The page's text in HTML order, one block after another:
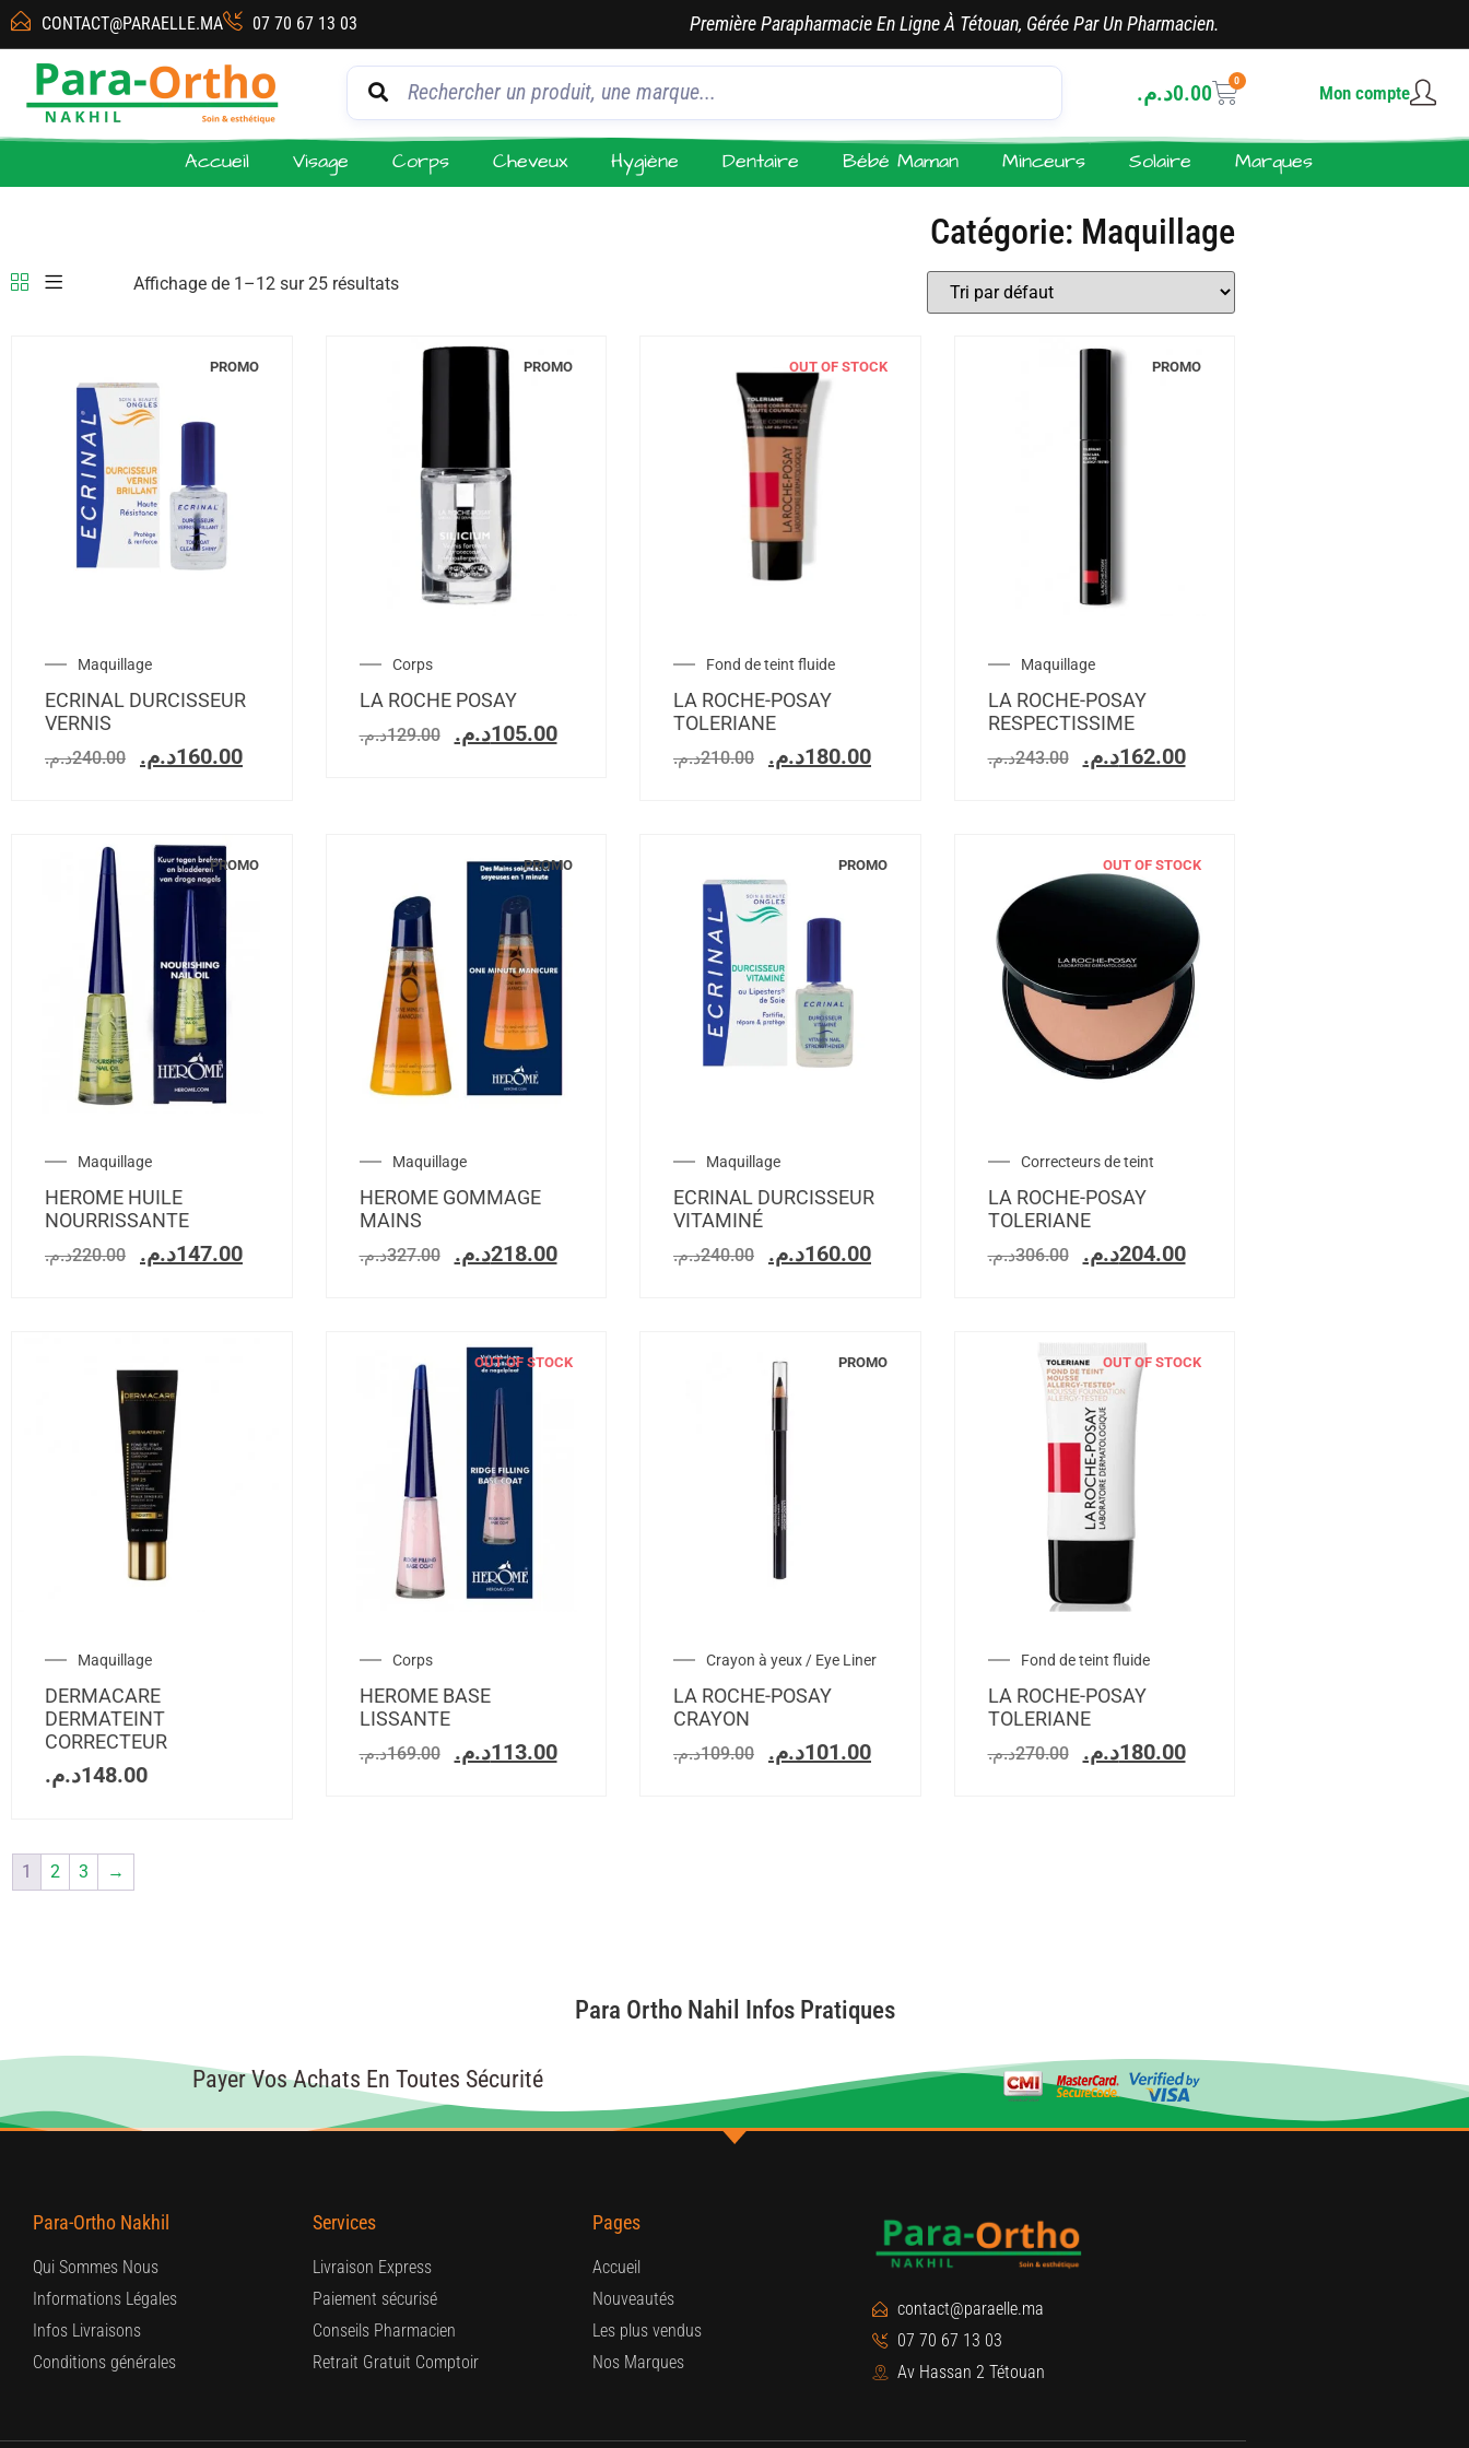
CONTACT@PARAELLE.MA 07 70 67 13 03 Première Parapharmacie En Ligne À Tétouan, Gérée Par Un Pharmacien.
0.00د.م. 0
Mon compte
Accueil Visage Corps Cheveux Hygiène Dentaire Bébé Maman Minceurs Solaire Marques
Catégorie: Maquillage
Affichage de 1–12 sur 25 résultats
PROMO
Maquillage
ECRINAL DURCISSEUR
VERNIS
240.00د.م. 160.00د.م.
PROMO
Corps
LA ROCHE POSAY
129.00د.م. 105.00د.م.
OUT OF STOCK
Fond de teint fluide
LA ROCHE-POSAY
TOLERIANE
210.00د.م. 180.00د.م.
PROMO
Maquillage
LA ROCHE-POSAY
RESPECTISSIME
243.00د.م. 162.00د.م.
PROMO
Maquillage
HEROME HUILE
NOURRISSANTE
220.00د.م. 147.00د.م.
PROMO
Maquillage
HEROME GOMMAGE
MAINS
327.00د.م. 218.00د.م.
PROMO
Maquillage
ECRINAL DURCISSEUR
VITAMINÉ
240.00د.م. 160.00د.م.
OUT OF STOCK
Correcteurs de teint
LA ROCHE-POSAY
TOLERIANE
306.00د.م. 204.00د.م.
Maquillage
DERMACARE
DERMATEINT
CORRECTEUR
148.00د.م.
OUT OF STOCK
Corps
HEROME BASE
LISSANTE
169.00د.م. 113.00د.م.
PROMO
Crayon à yeux / Eye Liner
LA ROCHE-POSAY
CRAYON
109.00د.م. 101.00د.م.
OUT OF STOCK
Fond de teint fluide
LA ROCHE-POSAY
TOLERIANE
270.00د.م. 180.00د.م.
1 2 3 →
Para Ortho Nahil Infos Pratiques
Payer Vos Achats En Toutes Sécurité
Para-Ortho Nakhil
Qui Sommes Nous
Informations Légales
Infos Livraisons
Conditions générales
Services
Livraison Express
Paiement sécurisé
Conseils Pharmacien
Retrait Gratuit Comptoir
Pages
Accueil
Nouveautés
Les plus vendus
Nos Marques
contact@paraelle.ma
07 70 67 13 03
Av Hassan 2 Tétouan